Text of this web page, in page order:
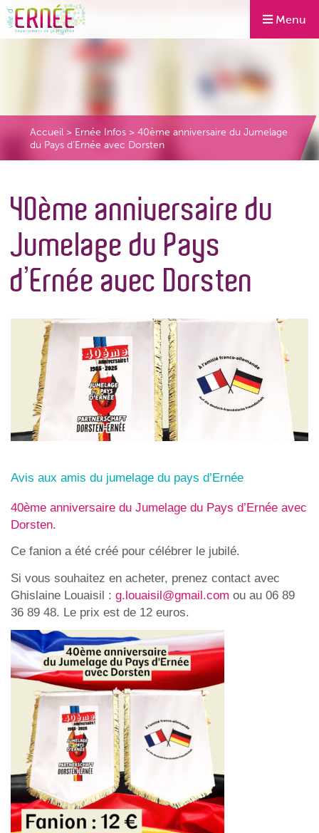
Menu
Accueil > Ernée Infos > 40ème anniversaire du Jumelage
du Pays d’Ernée avec Dorsten
40ème anniversaire du
Jumelage du Pays
d’Ernée avec Dorsten
Avis aux amis du jumelage du pays d’Ernée
40ème anniversaire du Jumelage du Pays d’Ernée avec
Dorsten.
Ce fanion a été créé pour célébrer le jubilé.
Si vous souhaitez en acheter, prenez contact avec
Ghislaine Louaisil : g.louaisil@gmail.com ou au 06 89
36 89 48. Le prix est de 12 euros.